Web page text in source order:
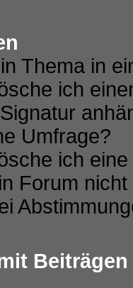
Thema in
ich
Umfrage?
ich
Forum